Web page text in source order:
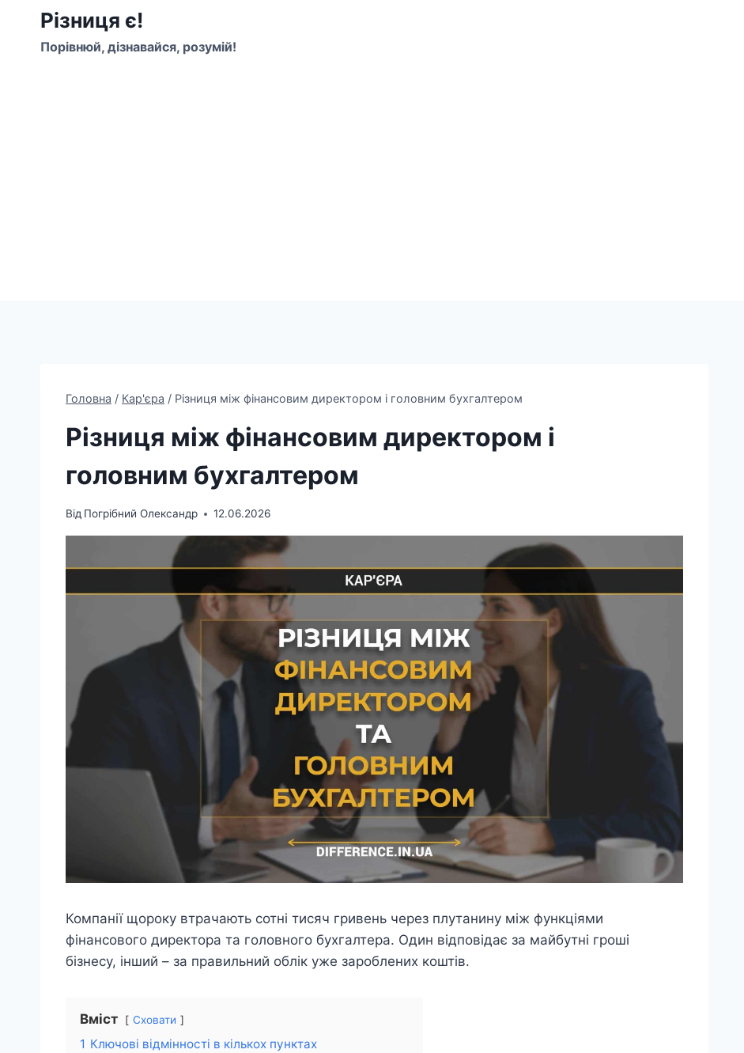
Перейти
вмісту
Різниця є!
Порівнюй, дізнавайся, розумій!
Головна / Кар'єра / Різниця між фінансовим директором і головним бухгалтером
Різниця між фінансовим директором і
головним бухгалтером
Від Погрібний Олександр 12.06.2026
Компанії щороку втрачають сотні тисяч гривень через плутанину між функціями
фінансового директора та головного бухгалтера. Один відповідає за майбутні гроші
бізнесу, інший – за правильний облік уже зароблених коштів.
Вміст Сховати
1 Ключові відмінності в кількох пунктах